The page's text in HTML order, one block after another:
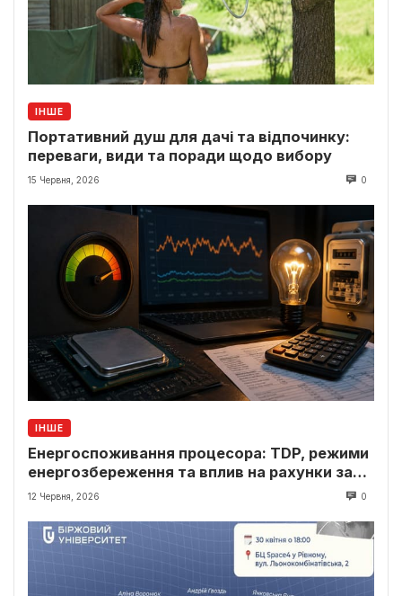
ІНШЕ
Портативний душ для дачі та відпочинку:
переваги, види та поради щодо вибору
15 Червня, 2026 0
ІНШЕ
Енергоспоживання процесора: TDP, режими
енергозбереження та вплив на рахунки за
світло
12 Червня, 2026 0